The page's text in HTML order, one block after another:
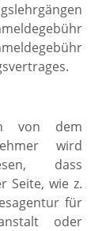
von dem
wird
dass
Seite, wie z.
für
oder